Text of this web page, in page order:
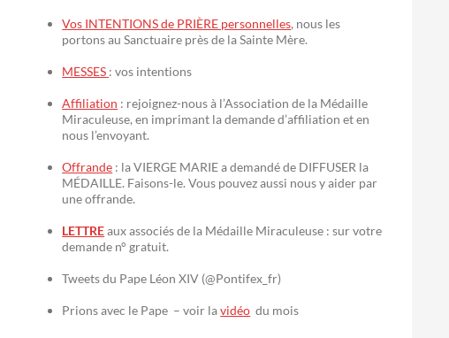
Vos INTENTIONS de PRIÈRE personnelles, nous les
portons au Sanctuaire près de la Sainte Mère.
MESSES : vos intentions
Affiliation : rejoignez-nous à l’Association de la Médaille
Miraculeuse, en imprimant la demande d’affiliation et en
nous l’envoyant.
Offrande : la VIERGE MARIE a demandé de DIFFUSER la
MÉDAILLE. Faisons-le. Vous pouvez aussi nous y aider par
une offrande.
LETTREaux associés de la Médaille Miraculeuse : sur votre
demande n° gratuit.
Tweets du Pape Léon XIV (@Pontifex_fr)
Prions avec le Pape – voir lavidéo du mois